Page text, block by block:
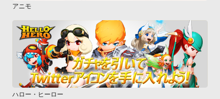
アニモ
ハロー・ヒーロー